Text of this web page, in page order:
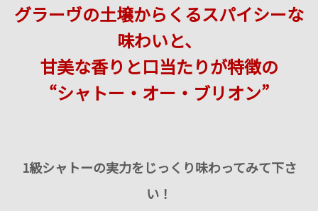
グラーヴの土壌からくるスパイシーな
味わいと、
甘美な香りと口当たりが特徴の
“シャトー・オー・ブリオン”
1級シャトーの実力をじっくり味わってみて下さ
い！